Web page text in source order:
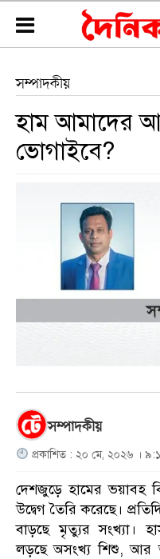
সম্পাদকীয়
হাম আমাদের
ভোগাইবে?
সম্পাদকীয়
প্রকাশিত : ২০ মে, ২০২৬ ।
দেশজুড়ে হামের ভয়াবহ
উদ্বেগ তৈরি করেছে।
বাড়ছে মৃত্যুর সংখ্যা।
লড়ছে অসংখ্য শিশু, আর